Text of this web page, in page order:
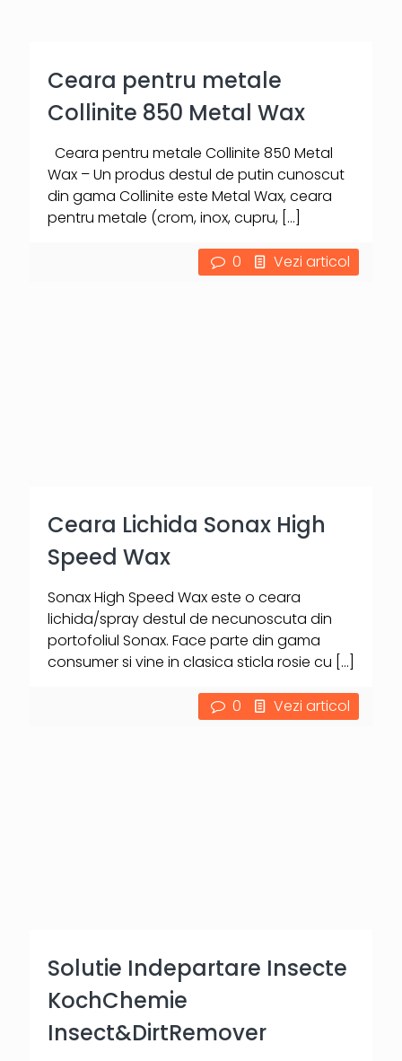
Ceara pentru metale
Collinite 850 Metal Wax
Ceara pentru metale Collinite 850 Metal
Wax – Un produs destul de putin cunoscut
din gama Collinite este Metal Wax, ceara
pentru metale (crom, inox, cupru, […]
0 Vezi articol
Ceara Lichida Sonax High
Speed Wax
Sonax High Speed Wax este o ceara
lichida/spray destul de necunoscuta din
portofoliul Sonax. Face parte din gama
consumer si vine in clasica sticla rosie cu […]
0 Vezi articol
Solutie Indepartare Insecte
KochChemie
Insect&DirtRemover